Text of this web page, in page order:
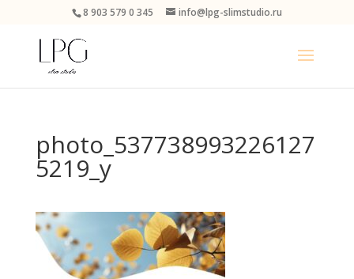
8 903 579 0 345 info@lpg-slimstudio.ru
photo_537738993226127
5219_y